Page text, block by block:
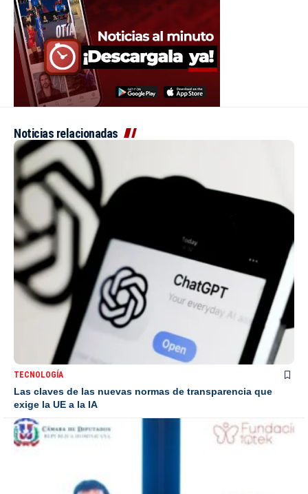
Noticias relacionadas
TECNOLOGÍA
Las claves de las nuevas normas de transparencia que
exige la UE a la IA